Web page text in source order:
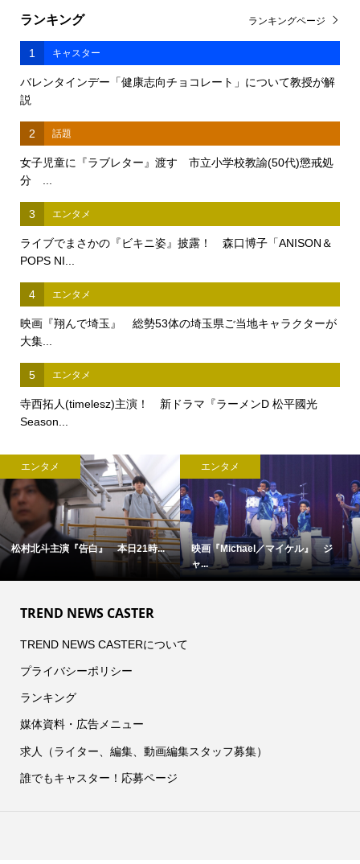
ランキング
1 キャスター
バレンタインデー「健康志向チョコレート」について教授が解
説
2 話題
女子児童に『ラブレター』渡す 市立小学校教諭(50代)懲戒処
分 ...
3 エンタメ
ライブでまさかの『ビキニ姿』披露！ 森口博子「ANISON＆
POPS NI...
4 エンタメ
映画『翔んで埼玉』 総勢53体の埼玉県ご当地キャラクターが
大集...
5 エンタメ
寺西拓人(timelesz)主演！ 新ドラマ『ラーメンD 松平國光
Season...
ランキングページ
エンタメ
松村北斗主演『告白』 本日21時...
エンタメ
映画『Michael／マイケル』 ジ
ャ...
TREND NEWS CASTER
TREND NEWS CASTERについて
プライバシーポリシー
ランキング
媒体資料・広告メニュー
求人（ライター、編集、動画編集スタッフ募集）
誰でもキャスター！応募ページ